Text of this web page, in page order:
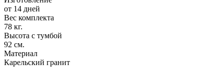
от 14 дней
Вес комплекта
78 кг.
Высота с тумбой
92 см.
Материал
Карельский гранит